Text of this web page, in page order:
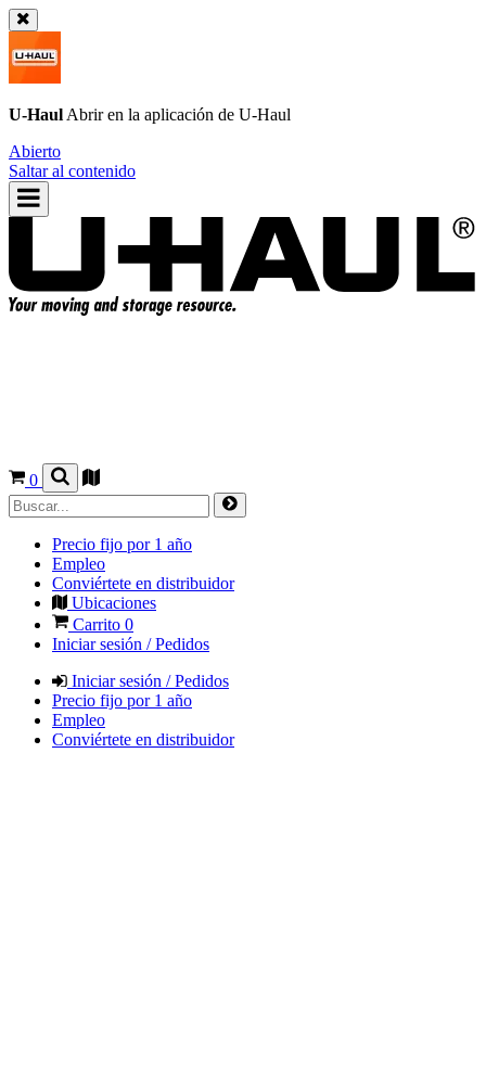
U-Haul Abrir en la aplicación de U-Haul
Abierto
Saltar al contenido
0
Precio fijo por 1 año
Empleo
Conviértete en distribuidor
Ubicaciones
Carrito 0
Iniciar sesión / Pedidos
Iniciar sesión / Pedidos
Precio fijo por 1 año
Empleo
Conviértete en distribuidor